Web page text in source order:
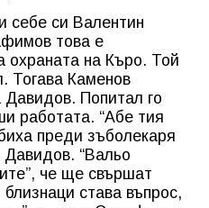
себе си Валентин
това е
на Къро. Той
Тогава Каменов
Давидов. Попитал го
работата. “Абе тия
преди зъболекаря
Давидов. “Вальо
че ще свършат
става въпрос,